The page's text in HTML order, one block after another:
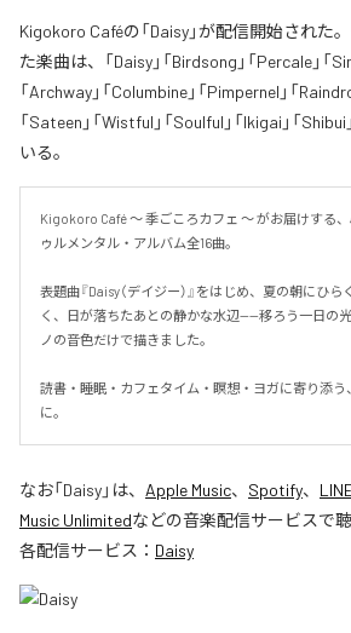
Kigokoro Caféの「Daisy」が配信開始された
た楽曲は、「Daisy」「Birdsong」「Percale」「
「Archway」「Columbine」「Pimpernel」「
「Sateen」「Wistful」「Soulful」「Ikigai」「
いる。
Kigokoro Café 〜 季ごころカフェ 〜 がお届けする
ゥルメンタル・アルバム全16曲。
表題曲『Daisy（デイジー）』をはじめ、夏の朝にひ
く、日が落ちたあとの静かな水辺——移ろう一日の
ノの音色だけで描きました。
読書・睡眠・カフェタイム・瞑想・ヨガに寄り添う
に。
なお「Daisy」は、 Apple Music、 Spotify、
Music Unlimitedなどの音楽配信サービスで
各配信サービス： Daisy